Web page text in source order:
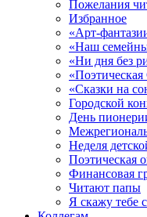
Пожелания
Избранное
«Арт-
«Наш
«Ни дня без
«Сказки на
Городской
День
Неделя
Поэтическая
Финансовая
Читают папы
Я скажу тебе